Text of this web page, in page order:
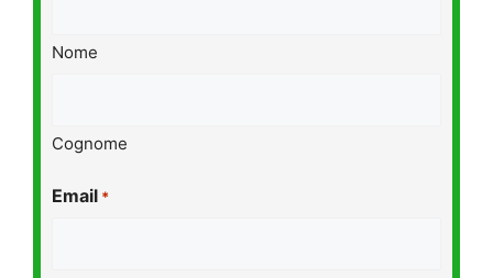
Nome
Cognome
Email *